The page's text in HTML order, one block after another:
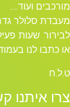
מורכבים ועוד….
מעבדת סלולר
לבירור שעות
או כתבו לנו
ט.ל.ח
צרו איתנו